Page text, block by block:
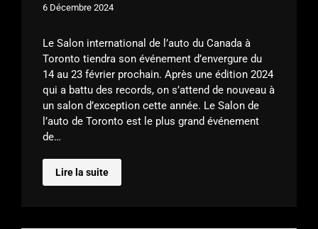
6 Décembre 2024
Le Salon international de l’auto du Canada à
Toronto tiendra son événement d’envergure du
14 au 23 février prochain. Après une édition 2024
qui a battu des records, on s’attend de nouveau à
un salon d’exception cette année. Le Salon de
l’auto de Toronto est le plus grand événement
de…
Lire la suite